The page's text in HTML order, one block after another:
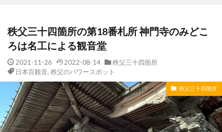
秩父三十四箇所の第18番札所 神門寺のみどこ
ろは名工による観音堂
2021-11-26 2022-08-14
秩父三十四箇所
日本百観音, 秩父のパワースポット
秩父三十四箇所